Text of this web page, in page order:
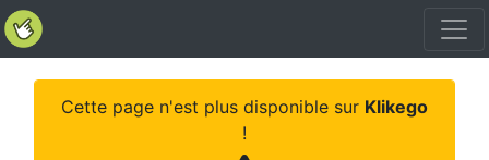
Cette page n'est plus disponible sur Klikego
!